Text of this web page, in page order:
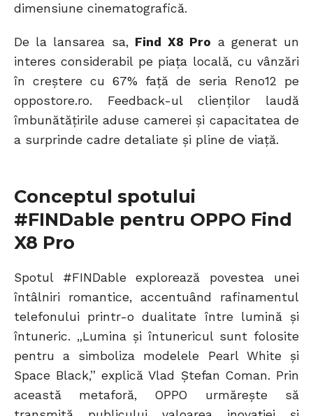
dimensiune cinematografică.
De la lansarea sa, Find X8 Pro a generat un
interes considerabil pe piața locală, cu vânzări
în creștere cu 67% față de seria Reno12 pe
oppostore.ro. Feedback-ul clienților laudă
îmbunătățirile aduse camerei și capacitatea de
a surprinde cadre detaliate și pline de viață.
Conceptul spotului
#FINDable pentru OPPO Find
X8 Pro
Spotul #FINDable explorează povestea unei
întâlniri romantice, accentuând rafinamentul
telefonului printr-o dualitate între lumină și
întuneric. „Lumina și întunericul sunt folosite
pentru a simboliza modelele Pearl White și
Space Black,” explică Vlad Ștefan Coman. Prin
această metaforă, OPPO urmărește să